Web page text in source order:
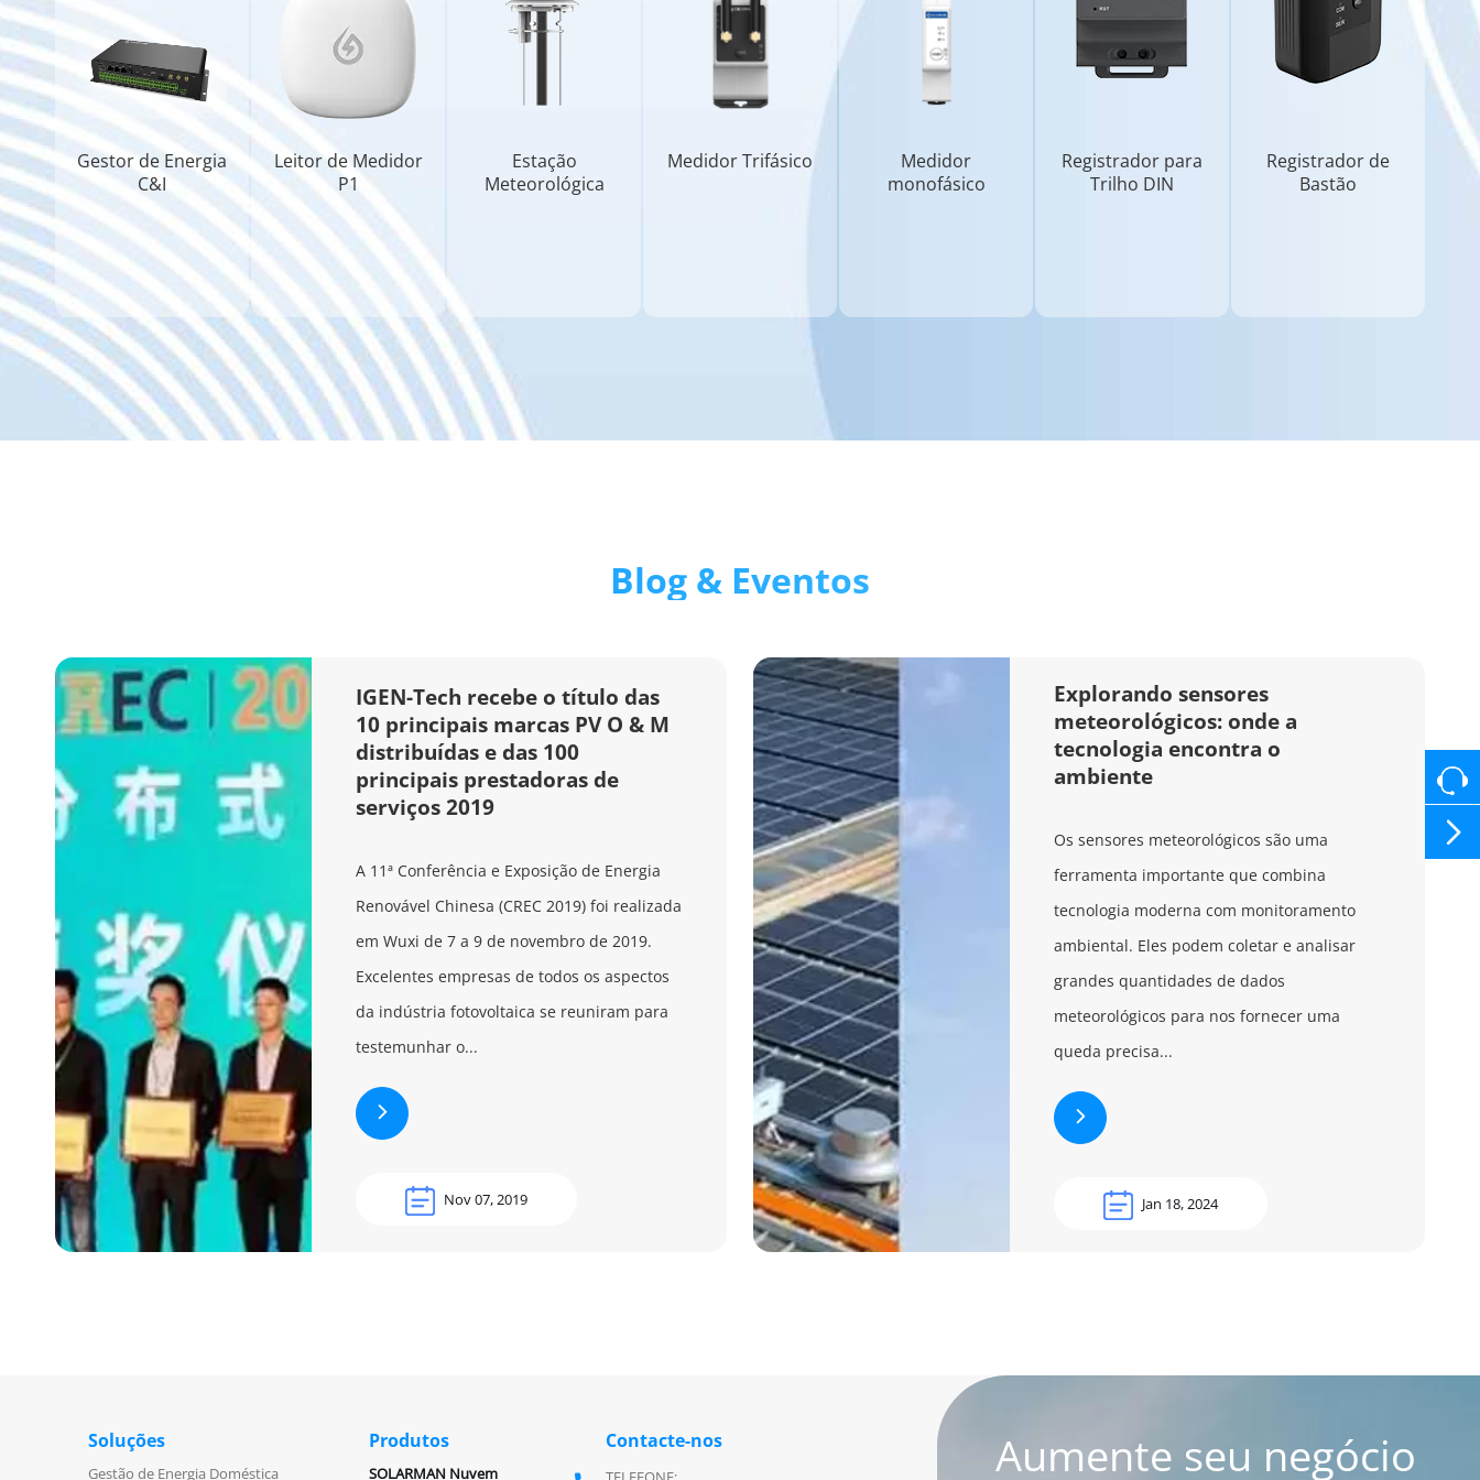
Gestor de Energia
C&I
Leitor de Medidor
P1
Estação
Meteorológica
Medidor Trifásico
Medidor
monofásico
Registrador para
Trilho DIN
Registrador de
Bastão
Blog & Eventos
IGEN-Tech recebe o título das
10 principais marcas PV O & M
distribuídas e das 100
principais prestadoras de
serviços 2019
A 11ª Conferência e Exposição de Energia
Renovável Chinesa (CREC 2019) foi realizada
em Wuxi de 7 a 9 de novembro de 2019.
Excelentes empresas de todos os aspectos
da indústria fotovoltaica se reuniram para
testemunhar o...
Nov 07, 2019
Explorando sensores
meteorológicos: onde a
tecnologia encontra o
ambiente
Os sensores meteorológicos são uma
ferramenta importante que combina
tecnologia moderna com monitoramento
ambiental. Eles podem coletar e analisar
grandes quantidades de dados
meteorológicos para nos fornecer uma
queda precisa...
Jan 18, 2024
Soluções
Gestão de Energia Doméstica
Produtos
SOLARMAN Nuvem
Contacte-nos
Aumente seu negócio
